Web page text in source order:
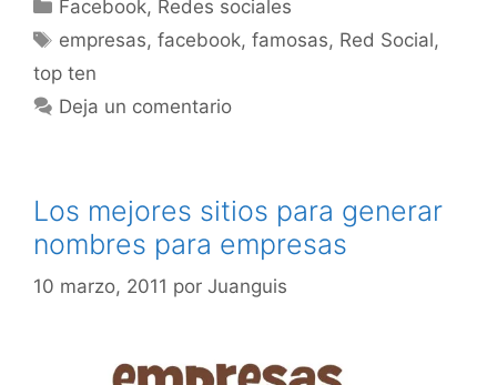
Facebook, Redes sociales
Etiquetas
empresas,facebook,famosas, Red Social,
top ten
Deja un comentario
Los mejores sitios para generar
nombres para empresas
10 marzo, 2011 por Juanguis